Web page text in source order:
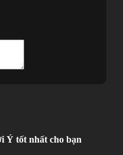
Ý tốt nhất cho bạn